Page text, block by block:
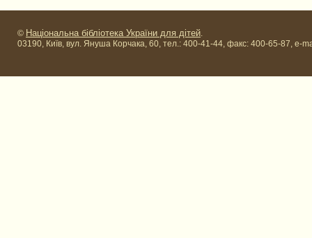
© Національна бібліотека України для дітей.
03190, Київ, вул. Януша Корчака, 60, тел.: 400-41-44, факс: 400-65-87, e-